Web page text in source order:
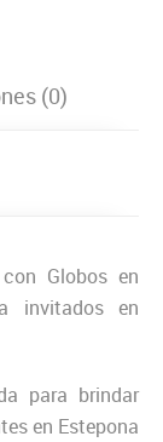
(0)
con Globos en
invitados en
para brindar
en Estepona